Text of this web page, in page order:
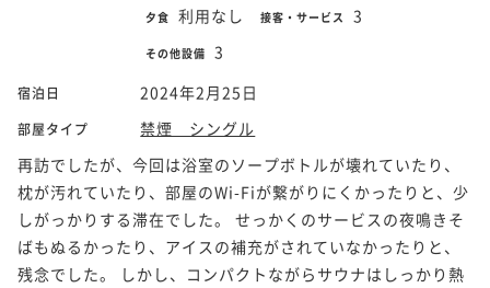
夕食 利用なし 接客・サービス 3
その他設備 3
宿泊日 2024年2月25日
部屋タイプ
禁煙 シングル
再訪でしたが、今回は浴室のソープボトルが壊れていたり、
枕が汚れていたり、部屋のWi-Fiが繋がりにくかったりと、少
しがっかりする滞在でした。 せっかくのサービスの夜鳴きそ
ばもぬるかったり、アイスの補充がされていなかったりと、
残念でした。 しかし、コンパクトながらサウナはしっかり熱